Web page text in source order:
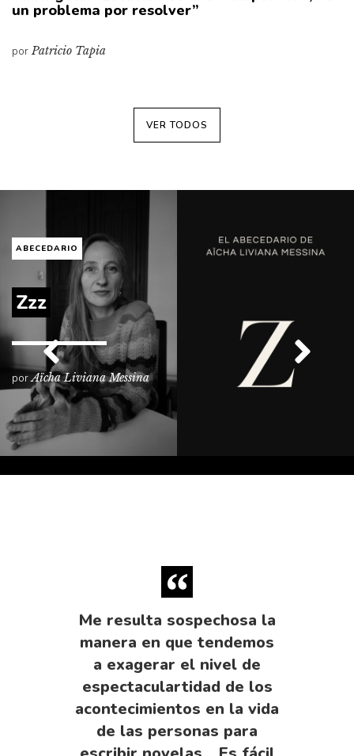
un problema por resolver”
porPatricio Tapia
VER TODOS
ABECEDARIO
Yo
porAïcha Liviana Messina
Me resulta sospechosa la
manera en que tendemos
a exagerar el nivel de
espectaculartidad de los
acontecimientos en la vida
de las personas para